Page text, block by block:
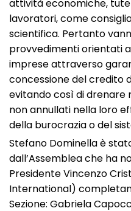
attività economiche,
lavoratori, come
scientifica. Pertanto
provvedimenti orientati
imprese attraverso
concessione del credito
evitando così di drenare
non annullati nella loro
della burocrazia o del
Stefano Dominella è
dall’Assemblea che ha
Presidente Vincenzo
International)
Sezione: Gabriela